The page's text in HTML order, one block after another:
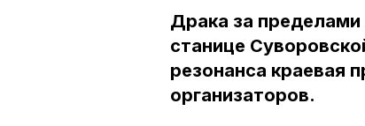
Драка за пределами
станице
резонанса краевая
организаторов.